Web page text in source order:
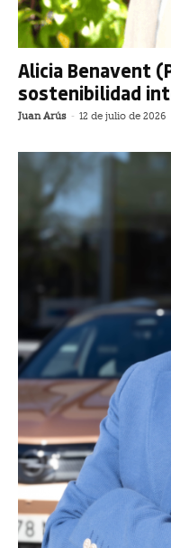
Alicia Benavent
sostenibilidad
Juan Arús - 12 de julio de 2026